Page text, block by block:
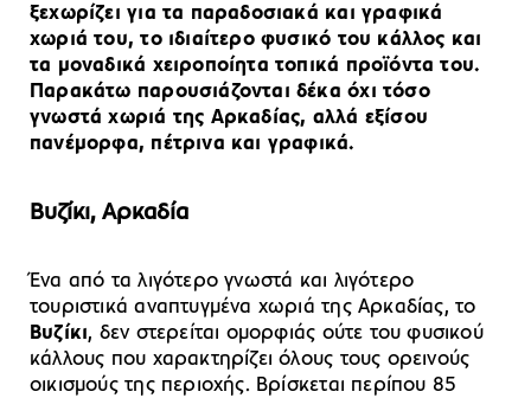
ξεχωρίζει για τα παραδοσιακά και γραφικά
χωριά του, το ιδιαίτερο φυσικό του κάλλος και
τα μοναδικά χειροποίητα τοπικά προϊόντα του.
Παρακάτω παρουσιάζονται δέκα όχι τόσο
γνωστά χωριά της Αρκαδίας, αλλά εξίσου
πανέμορφα, πέτρινα και γραφικά.
Βυζίκι, Αρκαδία
Ένα από τα λιγότερο γνωστά και λιγότερο
τουριστικά αναπτυγμένα χωριά της Αρκαδίας, το
Βυζίκι, δεν στερείται ομορφιάς ούτε του φυσικού
κάλλους που χαρακτηρίζει όλους τους ορεινούς
οικισμούς της περιοχής. Βρίσκεται περίπου 85